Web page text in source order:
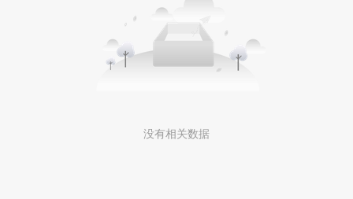
没有相关数据